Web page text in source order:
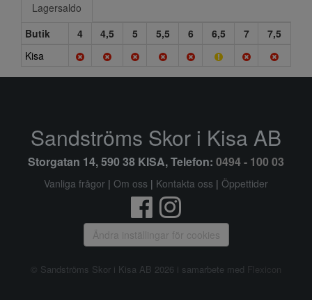
Lagersaldo
Butik
4 4,5 5 5,5 6 6,5 7
7,5
Kisa
Sandströms Skor i Kisa AB
Storgatan 14, 590 38 KISA, Telefon: 0494 - 100 03
Vanliga frågor | Om oss | Kontakta oss | Öppettider
Ändra inställingar för cookies
© Sandströms Skor i Kisa AB 2026 i samarbete med Flexicon